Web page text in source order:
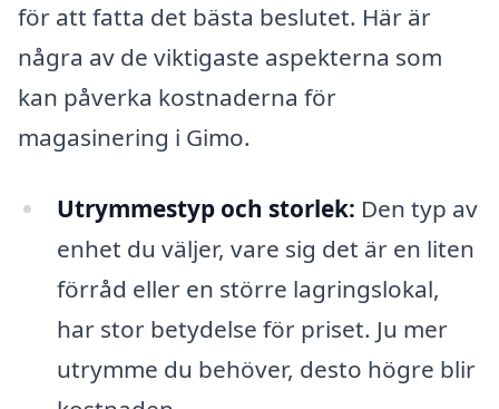
för att fatta det bästa beslutet. Här är
några av de viktigaste aspekterna som
kan påverka kostnaderna för
magasinering i Gimo.
Utrymmestyp och storlek: Den typ av
enhet du väljer, vare sig det är en liten
förråd eller en större lagringslokal,
har stor betydelse för priset. Ju mer
utrymme du behöver, desto högre blir